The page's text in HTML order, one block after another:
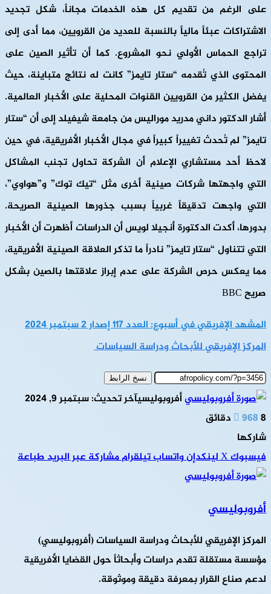
على الرغم من تقديم كل هذه الخدمات مجاناً، شكل تجديد
الاشتراكات عبئاً مالياً بالنسبة للعديد من القرويين، مما أدى إلى
تراجع الحماس الأولي نحو المشروع. كما أن تأثير الصين على
المحتوى الذي تُقدمه “ستار تايمز” كانت له نتائج متباينة، حيث
يفضل الكثير من القرويين القنوات المحلية على الأخبار العالمية.
أشار الدكتور داني مدريد موراليس من جامعة شيفيلد إلى أن “ستار
تايمز” لم تُحدث تغييراً كبيراً في مجال الأخبار الأفريقية، في حين
لاحظ أحد مستشاري الإعلام أن الشركة تحاول تجنب المشاكل
التي واجهتها شركات صينية أخرى مثل “تيك توك” و”هواوي”،
التي واجهت تدقيقاً غربياً بسبب جذورها الصينية الصريحة.
بدورها، أكدت الدكتورة أنجيلا لويس أن الدراسات أظهرت أن الأخبار
التي تتناول “ستار تايمز” نادراً ما تذكر العلاقة الصينية الأفريقية،
مما يعكس حرص الشركة على عدم إبراز علاقتها بالصين بشكل
صريح BBC
المشهد الإفريقي في أسبوع: العدد 117 إصدار 2 سبتمبر 2024
المركز الإفريقي للأبحاث ودراسة السياسات
نسخ الرابط
أفروبوليسيآخر تحديث: سبتمبر 9, 2024
9688 دقائق
شاركها
فيسبوك‫Xلينكدإنواتسابتيلقراممشاركة عبر البريدطباعة
أفروبوليسي
المركز الإفريقي للأبحاث ودراسة السياسات (أفروبوليسي)
مؤسسة مستقلة تقدم دراسات وأبحاثاً حول القضايا الأفريقية
لدعم صناع القرار بمعرفة دقيقة وموثوقة.